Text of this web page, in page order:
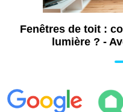
Fenêtres de toit :
lumière ? -